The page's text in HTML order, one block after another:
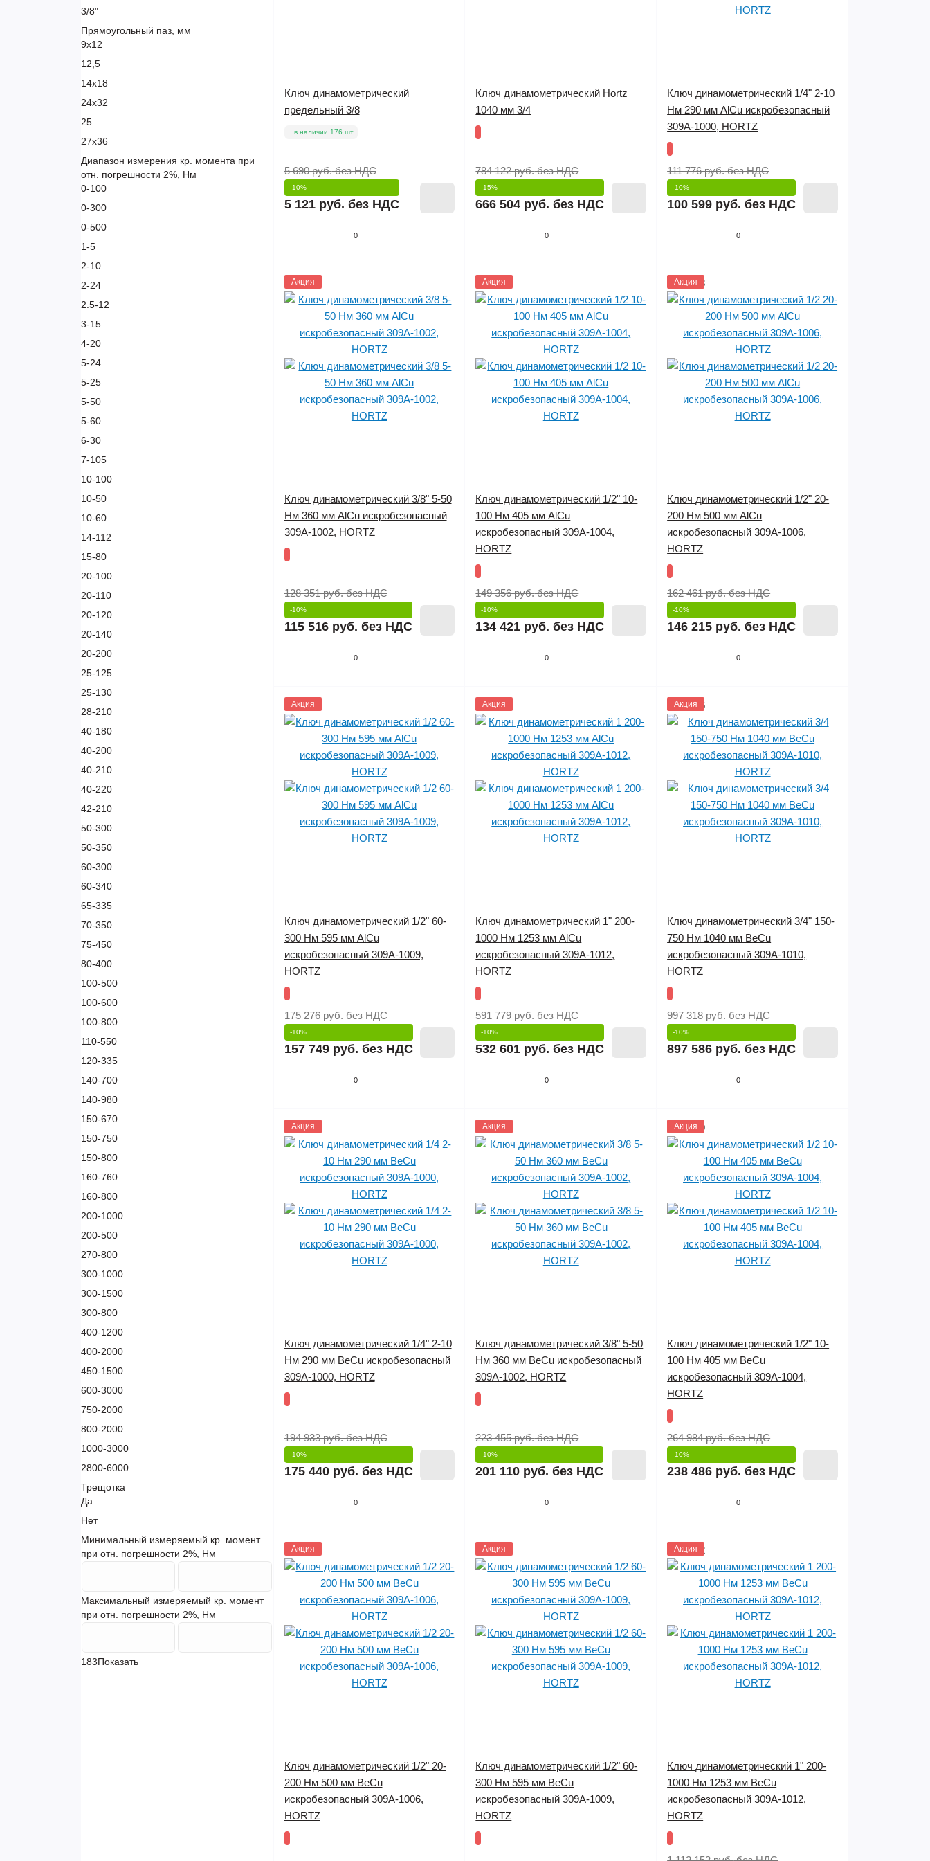
3/8"
Прямоугольный паз, мм
9х12
12,5
14х18
24х32
25
27х36
Диапазон измерения кр. момента при
отн. погрешности 2%, Нм
0-100
0-300
0-500
1-5
2-10
2-24
2.5-12
3-15
4-20
5-24
5-25
5-50
5-60
6-30
7-105
10-100
10-50
10-60
14-112
15-80
20-100
20-110
20-120
20-140
20-200
25-125
25-130
28-210
40-180
40-200
40-210
40-220
42-210
50-300
50-350
60-300
60-340
65-335
70-350
75-450
80-400
100-500
100-600
100-800
110-550
120-335
140-700
140-980
150-670
150-750
150-800
160-760
160-800
200-1000
200-500
270-800
300-1000
300-1500
300-800
400-1200
400-2000
450-1500
600-3000
750-2000
800-2000
1000-3000
2800-6000
Трещотка
Да
Нет
Минимальный измеряемый кр. момент
при отн. погрешности 2%, Нм
Максимальный измеряемый кр. момент
при отн. погрешности 2%, Нм
183Показать
0
Ключ динамометрический
предельный 3/8
в наличии 176 шт.
5 690 руб.без НДС
-10%
5 121 руб. без НДС
0
Ключ динамометрический Hortz
1040 мм 3/4
784 122 руб.без НДС
-15%
666 504 руб. без НДС
0
Ключ динамометрический 1/4" 2-10
Нм 290 мм AlCu искробезопасный
309A-1000, HORTZ
111 776 руб.без НДС
-10%
100 599 руб. без НДС
1145801
Акция
0
Ключ динамометрический 3/8" 5-50
Нм 360 мм AlCu искробезопасный
309A-1002, HORTZ
128 351 руб.без НДС
-10%
115 516 руб. без НДС
1145802
Акция
0
Ключ динамометрический 1/2" 10-
100 Нм 405 мм AlCu
искробезопасный 309A-1004,
HORTZ
149 356 руб.без НДС
-10%
134 421 руб. без НДС
1145803
Акция
0
Ключ динамометрический 1/2" 20-
200 Нм 500 мм AlCu
искробезопасный 309A-1006,
HORTZ
162 461 руб.без НДС
-10%
146 215 руб. без НДС
1145804
Акция
0
Ключ динамометрический 1/2" 60-
300 Нм 595 мм AlCu
искробезопасный 309A-1009,
HORTZ
175 276 руб.без НДС
-10%
157 749 руб. без НДС
1145805
Акция
0
Ключ динамометрический 1" 200-
1000 Нм 1253 мм AlCu
искробезопасный 309A-1012,
HORTZ
591 779 руб.без НДС
-10%
532 601 руб. без НДС
1145806
Акция
0
Ключ динамометрический 3/4" 150-
750 Нм 1040 мм BeCu
искробезопасный 309A-1010,
HORTZ
997 318 руб.без НДС
-10%
897 586 руб. без НДС
1145807
Акция
0
Ключ динамометрический 1/4" 2-10
Нм 290 мм BeCu искробезопасный
309A-1000, HORTZ
194 933 руб.без НДС
-10%
175 440 руб. без НДС
1145808
Акция
0
Ключ динамометрический 3/8" 5-50
Нм 360 мм BeCu искробезопасный
309A-1002, HORTZ
223 455 руб.без НДС
-10%
201 110 руб. без НДС
1145809
Акция
0
Ключ динамометрический 1/2" 10-
100 Нм 405 мм BeCu
искробезопасный 309A-1004,
HORTZ
264 984 руб.без НДС
-10%
238 486 руб. без НДС
1145810
Акция
Ключ динамометрический 1/2" 20-
200 Нм 500 мм BeCu
искробезопасный 309A-1006,
HORTZ
1145811
Акция
Ключ динамометрический 1/2" 60-
300 Нм 595 мм BeCu
искробезопасный 309A-1009,
HORTZ
1145812
Акция
Ключ динамометрический 1" 200-
1000 Нм 1253 мм BeCu
искробезопасный 309A-1012,
HORTZ